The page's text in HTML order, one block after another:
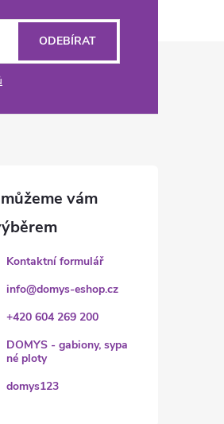
ODEBÍRAT
Kontaktní formulář
info@domys-eshop.cz
+420 604 269 200
DOMYS - gabiony, sypa
né ploty
domys123